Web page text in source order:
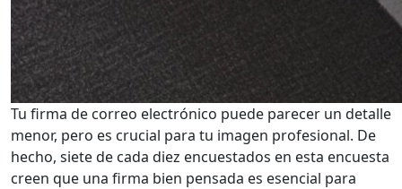
Tu firma de correo electrónico puede parecer un detalle
menor, pero es crucial para tu imagen profesional. De
hecho, siete de cada diez encuestados en esta encuesta
creen que una firma bien pensada es esencial para